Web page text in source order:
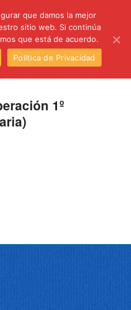
1º
que damos la mejor
sitio web. Si continúa
que está de acuerdo.
Política de Privacidad